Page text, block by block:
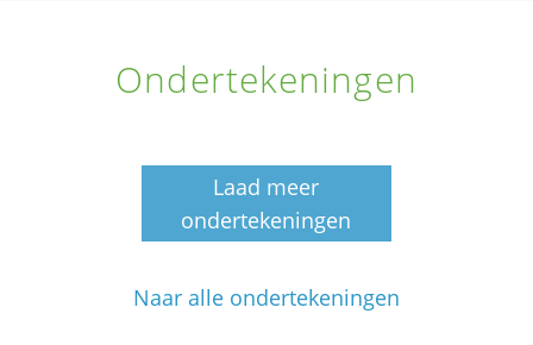
Ondertekeningen
Laad meer
ondertekeningen
Naar alle ondertekeningen